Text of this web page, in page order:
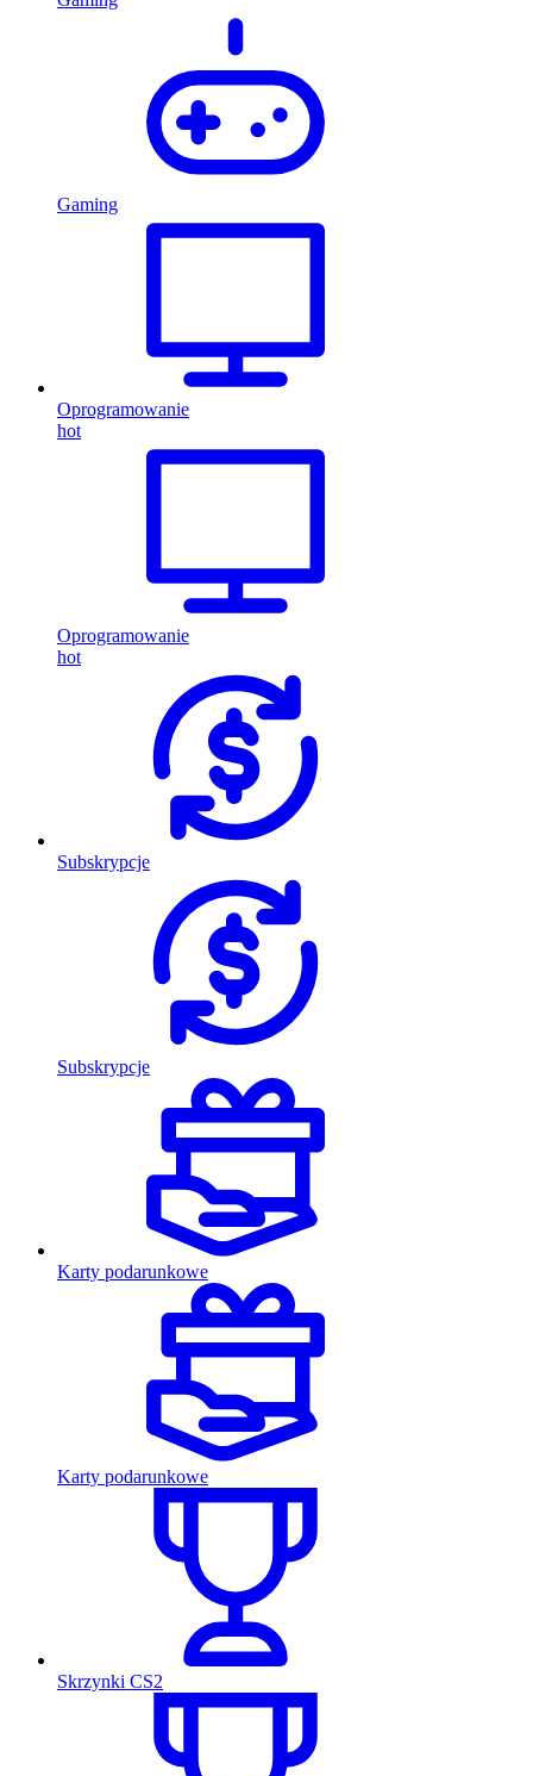
Gaming
Oprogramowanie
hot
Oprogramowanie
hot
Subskrypcje
Subskrypcje
Karty podarunkowe
Karty podarunkowe
Skrzynki CS2